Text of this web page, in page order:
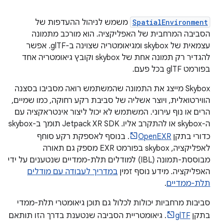
SpatialEnvironment משמש לניהול ההעדפות של
הסביבה המרחבית של האפליקציה. הוא מורכב מתמונה
עצמאית של skybox ומגיאומטריה שצוינה ב-glTF. אפשר
להגדיר רק תמונה אחת של skybox וקובץ גיאומטריה אחד
בפורמט glTF בכל פעם.
‫Skybox מייצג את התמונה שהמשתמש רואה מסביבו בסצנה
הווירטואלית, ויוצר אשליה של סביבת רקע רחוקה, כמו שמיים,
הרים או נוף עירוני. המשתמש לא יכול ליצור אינטראקציה עם
ה-skybox או להתקרב אליו. ‫Jetpack XR SDK תומך ב-skybox
כדורי בתקן OpenEXR
. בנוסף לאספקת רקע סוחף
לאפליקציה, skybox בפורמט EXR מספק גם תאורה
מבוססת-תמונה (IBL) למודלים תלת-ממדיים שנטענים על ידי
האפליקציה. מידע נוסף זמין במדריך לעבודה עם מודלים
תלת-ממדיים.
סביבות מרחביות יכולות לכלול גם תוכן גיאומטרי תלת-ממדי
בתקן glTF
. גיאומטריית הסביבה שנטענת בדרך הזו תותאם